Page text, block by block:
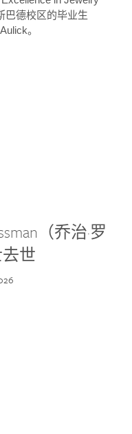
巴德校区的毕业生
。
（乔治·罗
世